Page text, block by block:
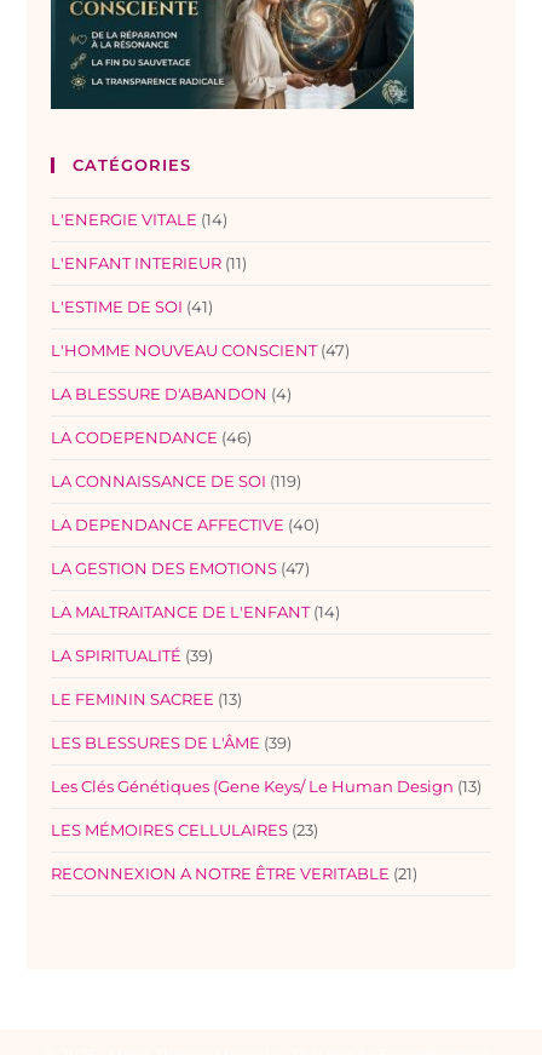
CATÉGORIES
L'ENERGIE VITALE (14)
L'ENFANT INTERIEUR (11)
L'ESTIME DE SOI (41)
L'HOMME NOUVEAU CONSCIENT (47)
LA BLESSURE D'ABANDON (4)
LA CODEPENDANCE (46)
LA CONNAISSANCE DE SOI (119)
LA DEPENDANCE AFFECTIVE (40)
LA GESTION DES EMOTIONS (47)
LA MALTRAITANCE DE L'ENFANT (14)
LA SPIRITUALITÉ (39)
LE FEMININ SACREE (13)
LES BLESSURES DE L'ÂME (39)
Les Clés Génétiques (Gene Keys/ Le Human Design (13)
LES MÉMOIRES CELLULAIRES (23)
RECONNEXION A NOTRE ÊTRE VERITABLE (21)